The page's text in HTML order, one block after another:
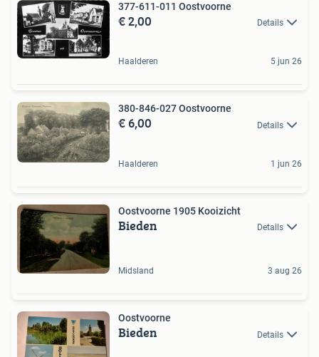
377-611-011 Oostvoorne
€ 2,00 Details
Haalderen 5 jun 26
380-846-027 Oostvoorne
€ 6,00 Details
Haalderen 1 jun 26
Oostvoorne 1905 Kooizicht
Bieden Details
Midsland 3 aug 26
Oostvoorne
Bieden Details